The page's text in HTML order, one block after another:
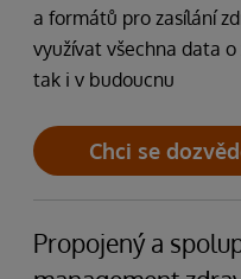
a formátů pro zasílání
využívat všechna data
tak i v budoucnu
Chci se
Propojený a